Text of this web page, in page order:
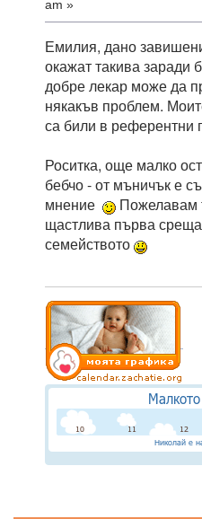
am »
Емилия, дано
окажат такива заради
добре лекар може да
някакъв проблем.
са били в референтни
Роситка, още малко
бебчо - от мъничък е
мнение
Пожелавам
щастлива първа
семейството